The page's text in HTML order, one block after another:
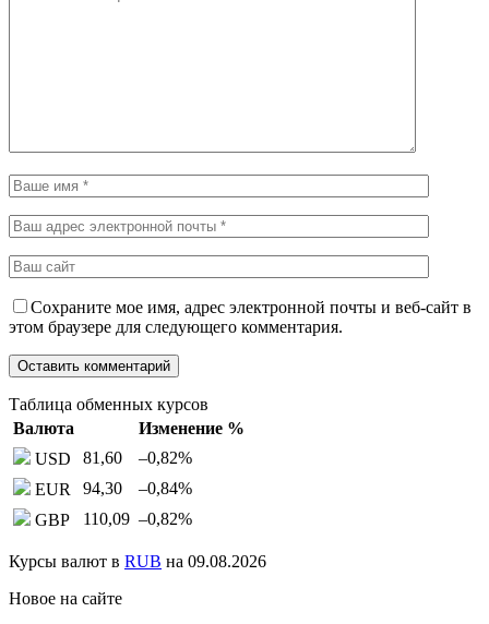
Сохраните мое имя, адрес электронной почты и веб-сайт в
этом браузере для следующего комментария.
Таблица обменных курсов
Валюта
Изменение %
USD
81,60 –0,82%
EUR
94,30 –0,84%
GBP
110,09 –0,82%
Курсы валют в RUB на 09.08.2026
Новое на сайте